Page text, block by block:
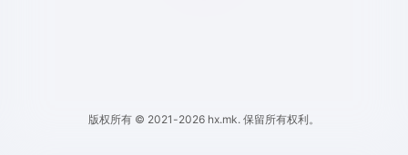
版权所有 © 2021-2026 hx.mk. 保留所有权利。